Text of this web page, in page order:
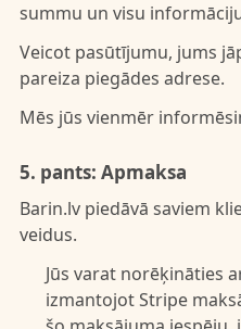
summu un visu
Veicot pasūtījumu, jums
pareiza piegādes adrese.
Mēs jūs vienmēr
5. pants: Apmaksa
Barin.lv piedāvā saviem
veidus.
Jūs varat norēķināties
izmantojot Stripe